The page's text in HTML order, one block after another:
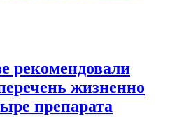
рекомендовали
жизненно
препарата